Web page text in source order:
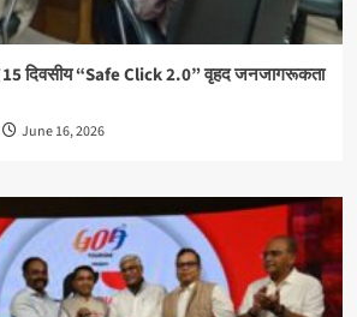
15 दिवसीय “Safe Click 2.0” वृहद जनजागरूकता
June 16, 2026